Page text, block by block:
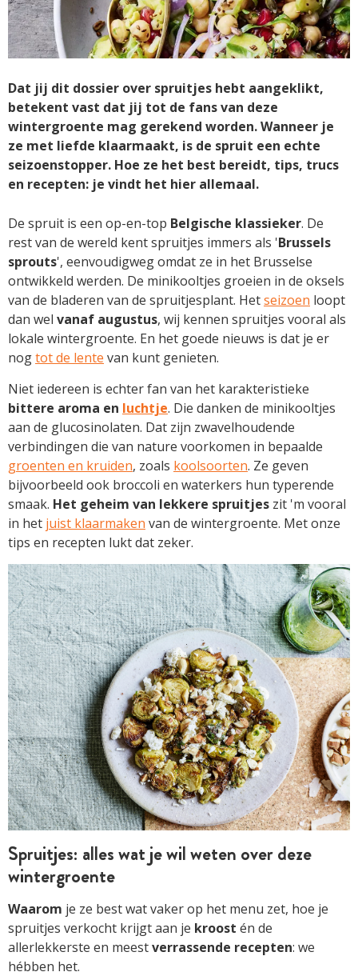
Dat jij dit dossier over spruitjes hebt aangeklikt,
betekent vast dat jij tot de fans van deze
wintergroente mag gerekend worden. Wanneer je
ze met liefde klaarmaakt, is de spruit een echte
seizoenstopper. Hoe ze het best bereidt, tips, trucs
en recepten: je vindt het hier allemaal.
De spruit is een op-en-top Belgische klassieker. De
rest van de wereld kent spruitjes immers als 'Brussels
sprouts', eenvoudigweg omdat ze in het Brusselse
ontwikkeld werden. De minikooltjes groeien in de oksels
van de bladeren van de spruitjesplant. Hetseizoen loopt
dan wel vanaf augustus, wij kennen spruitjes vooral als
lokale wintergroente. En het goede nieuws is dat je er
nogtot de lente van kunt genieten.
Niet iedereen is echter fan van het karakteristieke
bittere aroma en luchtje. Die danken de minikooltjes
aan de glucosinolaten. Dat zijn zwavelhoudende
verbindingen die van nature voorkomen in bepaalde
groenten en kruiden, zoals koolsoorten. Ze geven
bijvoorbeeld ook broccoli en waterkers hun typerende
smaak. Het geheim van lekkere spruitjes zit 'm vooral
in het juist klaarmaken van de wintergroente. Met onze
tips en recepten lukt dat zeker.
Spruitjes: alles wat je wil weten over deze
wintergroente
Waarom je ze best wat vaker op het menu zet, hoe je
spruitjes verkocht krijgt aan je kroost én de
allerlekkerste en meestverrassende recepten: we
hébben het.